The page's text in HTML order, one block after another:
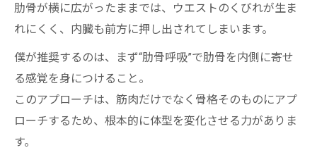
のコツ
産後ママでも簡単にできる肋骨呼吸の始め
方
骨格の設計図を書き換えるセルフ肋骨締め術
ボディメイク・産後に役立つセルフ肋骨締
めの手順
肋骨が横に広がったままでは、ウエストのくびれが生ま
れにくく、内臓も前方に押し出されてしまいます。
僕が推奨するのは、まず“肋骨呼吸”で肋骨を内側に寄せ
る感覚を身につけること。
このアプローチは、筋肉だけでなく骨格そのものにアプ
ローチするため、根本的に体型を変化させる力がありま
す。